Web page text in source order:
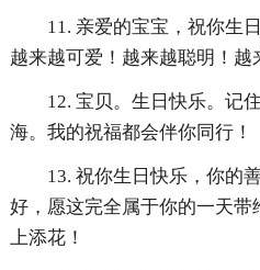
11. 亲爱的宝宝，祝你生
越来越可爱！越来越聪明！越
12. 宝贝。生日快乐。记
海。我的祝福都会伴你同行！
13. 祝你生日快乐，你的
好，愿这完全属于你的一天
上添花！